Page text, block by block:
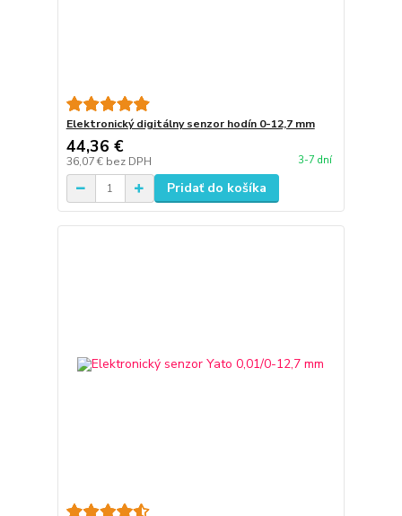
Elektronický digitálny senzor hodín 0-12,7 mm
44,36 €
36,07 € bez DPH 3-7 dní
Pridať do košíka